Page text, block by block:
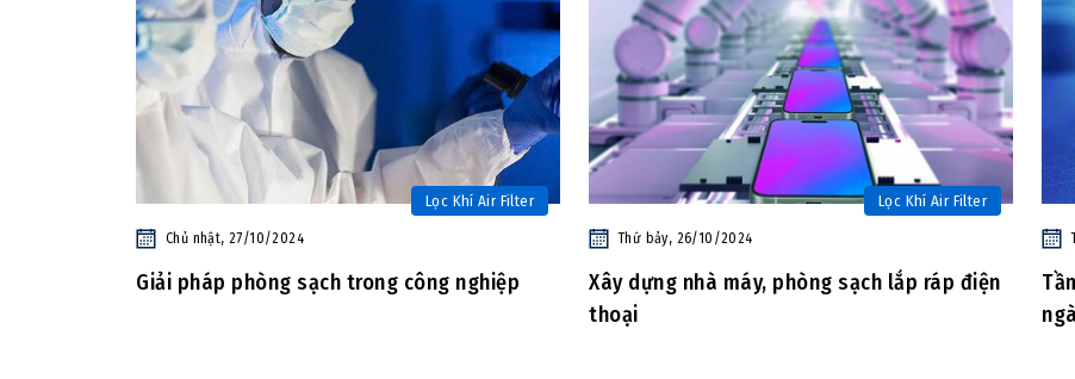
Lọc Khí Air Filter
Chủ nhật, 27/10/2024
Giải pháp phòng sạch trong công nghiệp
Lọc Khí Air Filter
Thứ bảy, 26/10/2024
Xây dựng nhà máy, phòng sạch lắp ráp điện
thoại